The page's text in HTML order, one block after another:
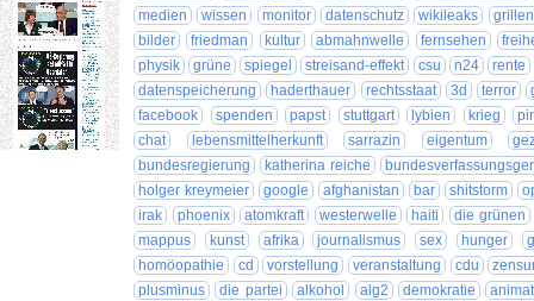
medien
wissen monitor datenschutz wikileaks
grillen
bilder
friedman kultur abmahnwelle fernsehen
physik
grüne spiegel streisand-effekt csu n24
rente
datenspeicherung
haderthauer rechtsstaat 3d terror
facebook
spenden papst stuttgart lybien krieg
chat
lebensmittelherkunft sarrazin eigentum
bundesregierung
katherina reiche
holger kreymeier
google afghanistan bar shitstorm
irak
phoenix atomkraft westerwelle haiti
die grünen
mappus
kunst afrika journalismus sex hunger
homöopathie
cd vorstellung veranstaltung cdu
plusminus
die partei alkohol alg2 demokratie